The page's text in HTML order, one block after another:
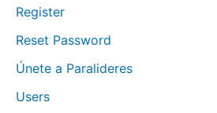
Register
Reset Password
Únete a Paralideres
Users